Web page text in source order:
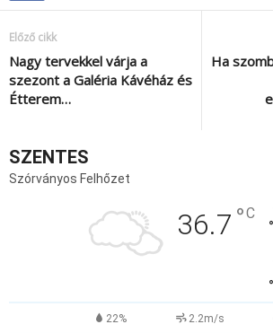
Előző cikk
Nagy tervekkel várja a
szezont a Galéria Kávéház és
Étterem…
Ha
SZENTES
Szórványos Felhőzet
36.7 °C
°
°
22% 2.2m/s